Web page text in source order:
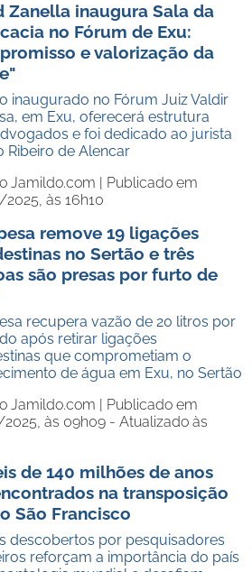
Zanella inaugura Sala da
no Fórum de Exu:
e valorização da
inaugurado no Fórum Juiz Valdir
em Exu, oferecerá estrutura
e foi dedicado ao jurista
Ribeiro de Alencar
Jamildo.com | Publicado em
às 16h10
remove 19 ligações
no Sertão e três
são presas por furto de
recupera vazão de 20 litros por
após retirar ligações
que comprometiam o
de água em Exu, no Sertão
Jamildo.com | Publicado em
às 09h09 - Atualizado às
de 140 milhões de anos
na transposição
São Francisco
descobertos por pesquisadores
reforçam a importância do país